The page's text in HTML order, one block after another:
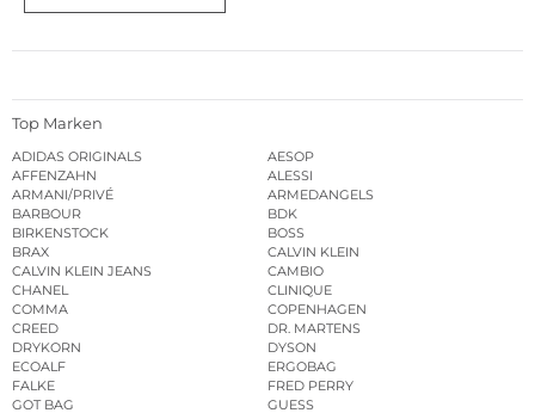
Top Marken
ADIDAS ORIGINALS
AESOP
AFFENZAHN
ALESSI
ARMANI/PRIVÉ
ARMEDANGELS
BARBOUR
BDK
BIRKENSTOCK
BOSS
BRAX
CALVIN KLEIN
CALVIN KLEIN JEANS
CAMBIO
CHANEL
CLINIQUE
COMMA
COPENHAGEN
CREED
DR. MARTENS
DRYKORN
DYSON
ECOALF
ERGOBAG
FALKE
FRED PERRY
GOT BAG
GUESS